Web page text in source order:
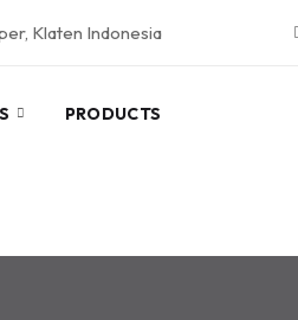
Klaten Indonesia
PRODUCTS